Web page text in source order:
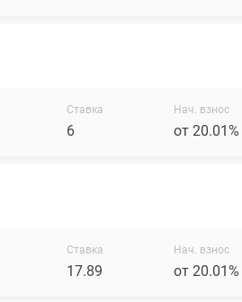
Ставка
6
Нач. взнос
от 20.01%
Ставка
17.89
Нач. взнос
от 20.01%